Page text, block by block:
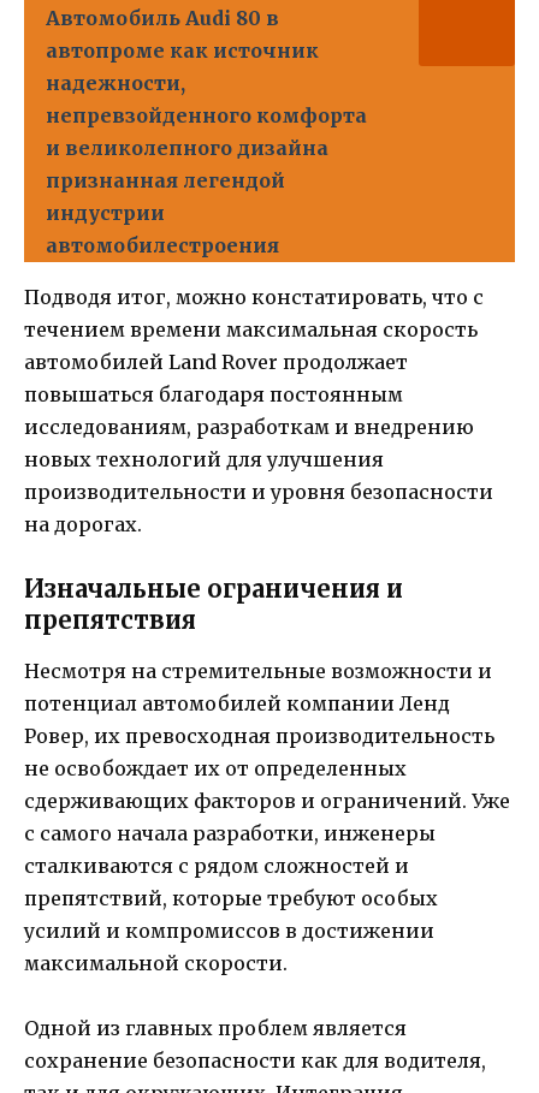
Автомобиль Audi 80 в
автопроме как источник
надежности,
непревзойденного комфорта
и великолепного дизайна
признанная легендой
индустрии
автомобилестроения
Подводя итог, можно констатировать, что с
течением времени максимальная скорость
автомобилей Land Rover продолжает
повышаться благодаря постоянным
исследованиям, разработкам и внедрению
новых технологий для улучшения
производительности и уровня безопасности
на дорогах.
Изначальные ограничения и
препятствия
Несмотря на стремительные возможности и
потенциал автомобилей компании Ленд
Ровер, их превосходная производительность
не освобождает их от определенных
сдерживающих факторов и ограничений. Уже
с самого начала разработки, инженеры
сталкиваются с рядом сложностей и
препятствий, которые требуют особых
усилий и компромиссов в достижении
максимальной скорости.
Одной из главных проблем является
сохранение безопасности как для водителя,